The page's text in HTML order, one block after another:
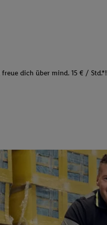
dich über mind. 15 € / Std.*!